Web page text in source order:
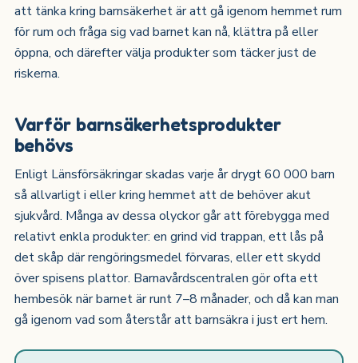
att tänka kring barnsäkerhet är att gå igenom hemmet rum
för rum och fråga sig vad barnet kan nå, klättra på eller
öppna, och därefter välja produkter som täcker just de
riskerna.
Varför barnsäkerhetsprodukter
behövs
Enligt Länsförsäkringar skadas varje år drygt 60 000 barn
så allvarligt i eller kring hemmet att de behöver akut
sjukvård. Många av dessa olyckor går att förebygga med
relativt enkla produkter: en grind vid trappan, ett lås på
det skåp där rengöringsmedel förvaras, eller ett skydd
över spisens plattor. Barnavårdscentralen gör ofta ett
hembesök när barnet är runt 7–8 månader, och då kan man
gå igenom vad som återstår att barnsäkra i just ert hem.